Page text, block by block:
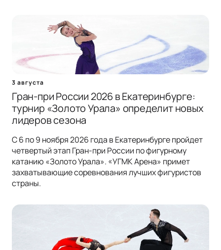
3 августа
Гран-при России 2026 в Екатеринбурге:
турнир «Золото Урала» определит новых
лидеров сезона
С 6 по 9 ноября 2026 года в Екатеринбурге пройдет
четвертый этап Гран-при России по фигурному
катанию «Золото Урала». «УГМК Арена» примет
захватывающие соревнования лучших фигуристов
страны.